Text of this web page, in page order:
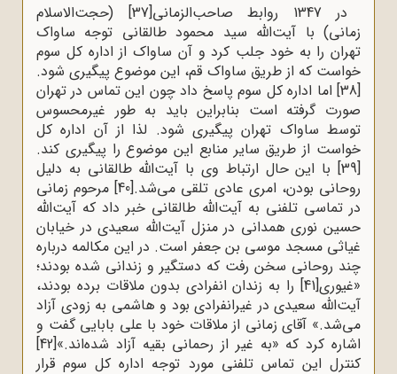
در 1347 روابط صاحب‌الزمانی
[37]
(حجت‌الاسلام
زمانی) با آیت‌الله سید محمود طالقانی توجه ساواک
تهران را به خود جلب کرد و آن ساواک از اداره کل سوم
خواست که از طریق ساواک قم، این موضوع پیگیری شود.
[38]
اما اداره کل سوم پاسخ داد چون این تماس در تهران
صورت گرفته است بنابراین باید به طور غیرمحسوس
توسط ساواک تهران پیگیری شود. لذا از آن اداره کل
خواست از طریق سایر منابع این موضوع را پیگیری کند.
[39]
با این حال ارتباط وی با آیت‌الله طالقانی به دلیل
روحانی بودن، امری عادی تلقی می‌شد.[40]
مرحوم زمانی
در تماسی تلفنی به آیت‌الله طالقانی خبر داد که آیت‌الله
حسین نوری همدانی در منزل آیت‌الله سعیدی در خیابان
غیاثی مسجد موسی بن جعفر است. در این مکالمه درباره
چند روحانی سخن رفت که دستگیر و زندانی شده بودند؛
«غیوری[41]
را به زندان انفرادی بدون ملاقات برده بودند،
آیت‌الله سعیدی در غیرانفرادی بود و هاشمی به زودی آزاد
می‌شد.» آقای زمانی از ملاقات خود با علی بابایی گفت و
اشاره کرد که «به غیر از رحمانی بقیه آزاد شده‌اند.»[42]
کنترل این تماس تلفنی مورد توجه اداره کل سوم قرار